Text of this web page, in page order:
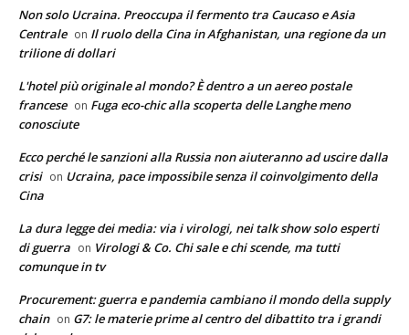
Non solo Ucraina. Preoccupa il fermento tra Caucaso e Asia
Centrale on Il ruolo della Cina in Afghanistan, una regione da un
trilione di dollari
L'hotel più originale al mondo? È dentro a un aereo postale
francese on Fuga eco-chic alla scoperta delle Langhe meno
conosciute
Ecco perché le sanzioni alla Russia non aiuteranno ad uscire dalla
crisi on Ucraina, pace impossibile senza il coinvolgimento della
Cina
La dura legge dei media: via i virologi, nei talk show solo esperti
di guerra on Virologi & Co. Chi sale e chi scende, ma tutti
comunque in tv
Procurement: guerra e pandemia cambiano il mondo della supply
chain on G7: le materie prime al centro del dibattito tra i grandi